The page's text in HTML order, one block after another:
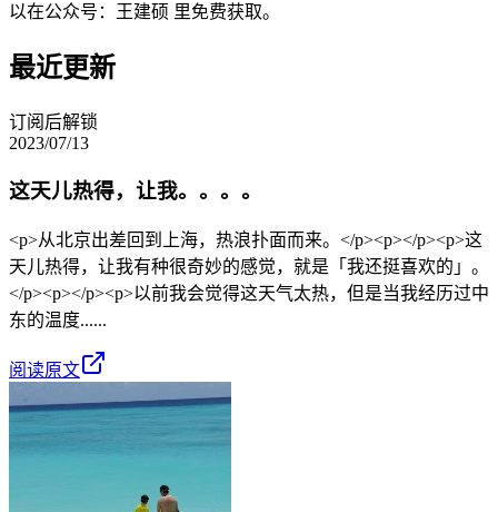
以在公众号：王建硕 里免费获取。
最近更新
订阅后解锁
2023/07/13
这天儿热得，让我。。。。
<p>从北京出差回到上海，热浪扑面而来。</p><p></p><p>这
天儿热得，让我有种很奇妙的感觉，就是「我还挺喜欢的」。
</p><p></p><p>以前我会觉得这天气太热，但是当我经历过中
东的温度......
阅读原文